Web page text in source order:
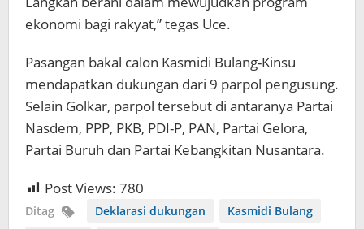
ekonomi bagi rakyat,” tegas Uce.
Pasangan bakal calon Kasmidi Bulang-Kinsu
mendapatkan dukungan dari 9 parpol pengusung.
Selain Golkar, parpol tersebut di antaranya Partai
Nasdem, PPP, PKB, PDI-P, PAN, Partai Gelora,
Partai Buruh dan Partai Kebangkitan Nusantara.
Post Views: 780
Ditag Deklarasi dukungan
Kasmidi Bulang